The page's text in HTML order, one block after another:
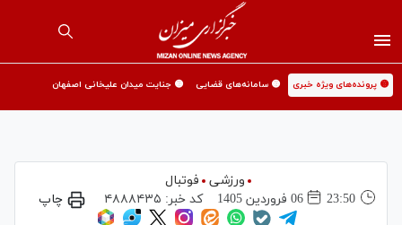
🟡 پرونده‌های ویژه خبری 🟡 سامانه‌های قضایی 🟡 جنایت میدان علیخانی اصفهان
ورزشی
فوتبال
23:50
06 فروردين 1405 کد خبر: ۴۸۸۸۴۳۵ چاپ